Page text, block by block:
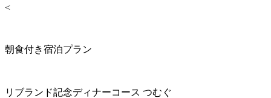
<
朝食付き宿泊プラン
リブランド記念ディナーコース つむぐ